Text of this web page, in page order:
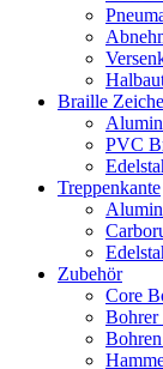
Braille
PVC
Treppenkante
Zubehör
Core
Bohrer